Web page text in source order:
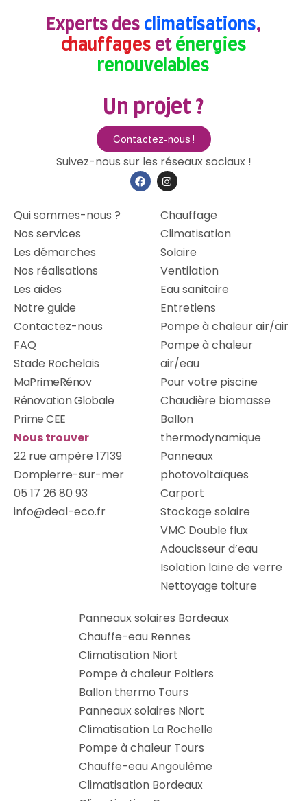
Experts des climatisations,
chauffages et énergies
renouvelables
Un projet ?
Contactez-nous !
Suivez-nous sur les réseaux sociaux !
Qui sommes-nous ?
Nos services
Les démarches
Nos réalisations
Les aides
Notre guide
Contactez-nous
FAQ
Stade Rochelais
MaPrimeRénov
Rénovation Globale
Prime CEE
Nous trouver
22 rue ampère 17139
Dompierre-sur-mer
05 17 26 80 93
info@deal-eco.fr
Chauffage
Climatisation
Solaire
Ventilation
Eau sanitaire
Entretiens
Pompe à chaleur air/air
Pompe à chaleur
air/eau
Pour votre piscine
Chaudière biomasse
Ballon
thermodynamique
Panneaux
photovoltaïques
Carport
Stockage solaire
VMC Double flux
Adoucisseur d’eau
Isolation laine de verre
Nettoyage toiture
Panneaux solaires Bordeaux
Chauffe-eau Rennes
Climatisation Niort
Pompe à chaleur Poitiers
Ballon thermo Tours
Panneaux solaires Niort
Climatisation La Rochelle
Pompe à chaleur Tours
Chauffe-eau Angoulême
Climatisation Bordeaux